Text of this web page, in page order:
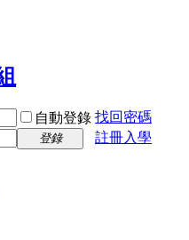
自動登錄 找回密碼
登錄
註冊入學